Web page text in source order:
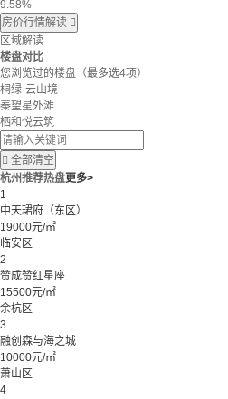
9.58%
房价行情解读 
区域解读
楼盘对比
您浏览过的楼盘 （最多选4项）
桐绿·云山境
秦望星外滩
栖和悦云筑
 全部清空
杭州推荐热盘更多>
1
中天珺府（东区）
19000元/㎡
临安区
2
赞成赞红星座
15500元/㎡
余杭区
3
融创森与海之城
10000元/㎡
萧山区
4